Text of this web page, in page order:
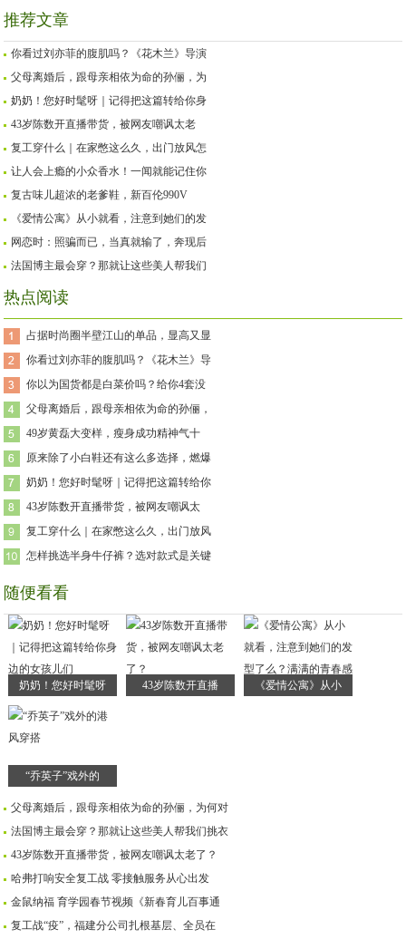
推荐文章
你看过刘亦菲的腹肌吗？《花木兰》导演
父母离婚后，跟母亲相依为命的孙俪，为
奶奶！您好时髦呀｜记得把这篇转给你身
43岁陈数开直播带货，被网友嘲讽太老
复工穿什么｜在家憋这么久，出门放风怎
让人会上瘾的小众香水！一闻就能记住你
复古味儿超浓的老爹鞋，新百伦990V
《爱情公寓》从小就看，注意到她们的发
网恋时：照骗而已，当真就输了，奔现后
法国博主最会穿？那就让这些美人帮我们
热点阅读
占据时尚圈半壁江山的单品，显高又显
你看过刘亦菲的腹肌吗？《花木兰》导
你以为国货都是白菜价吗？给你4套没
父母离婚后，跟母亲相依为命的孙俪，
49岁黄磊大变样，瘦身成功精神气十
原来除了小白鞋还有这么多选择，燃爆
奶奶！您好时髦呀｜记得把这篇转给你
43岁陈数开直播带货，被网友嘲讽太
复工穿什么｜在家憋这么久，出门放风
怎样挑选半身牛仔裤？选对款式是关键
随便看看
奶奶！您好时髦呀 43岁陈数开直播 《爱情公寓》从小
“乔英子”戏外的
父母离婚后，跟母亲相依为命的孙俪，为何对
法国博主最会穿？那就让这些美人帮我们挑衣
43岁陈数开直播带货，被网友嘲讽太老了？
哈弗打响安全复工战 零接触服务从心出发
金鼠纳福 育学园春节视频《新春育儿百事通
复工战“疫”，福建分公司扎根基层、全员在